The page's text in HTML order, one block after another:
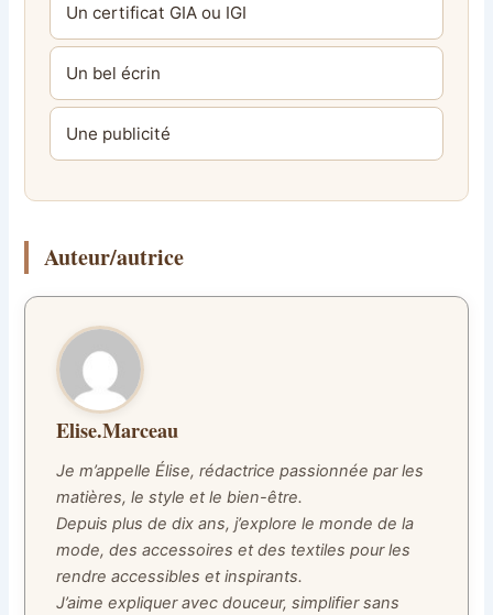
Un certificat GIA ou IGI
Un bel écrin
Une publicité
Auteur/autrice
Elise.Marceau
Je m’appelle Élise, rédactrice passionnée par les
matières, le style et le bien-être.
Depuis plus de dix ans, j’explore le monde de la
mode, des accessoires et des textiles pour les
rendre accessibles et inspirants.
J’aime expliquer avec douceur, simplifier sans